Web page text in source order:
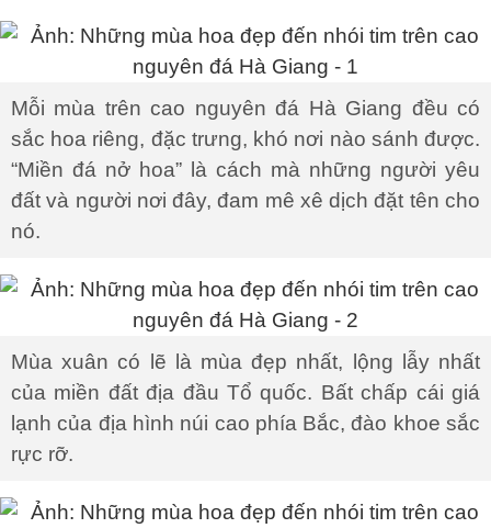
Mỗi mùa trên cao nguyên đá Hà Giang đều có
sắc hoa riêng, đặc trưng, khó nơi nào sánh được.
“Miền đá nở hoa” là cách mà những người yêu
đất và người nơi đây, đam mê xê dịch đặt tên cho
nó.
Mùa xuân có lẽ là mùa đẹp nhất, lộng lẫy nhất
của miền đất địa đầu Tổ quốc. Bất chấp cái giá
lạnh của địa hình núi cao phía Bắc, đào khoe sắc
rực rỡ.